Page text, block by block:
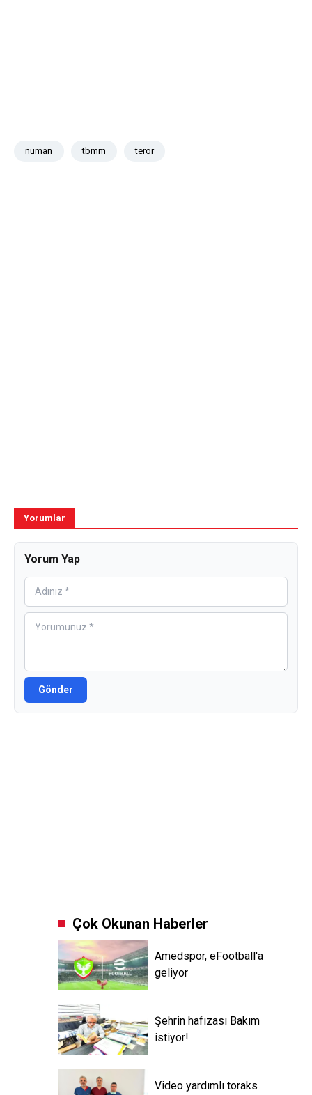
numan tbmm terör
Yorumlar
Yorum Yap
Gönder
Çok Okunan Haberler
Amedspor, eFootball'a
geliyor
Şehrin hafızası Bakım
istiyor!
Video yardımlı toraks